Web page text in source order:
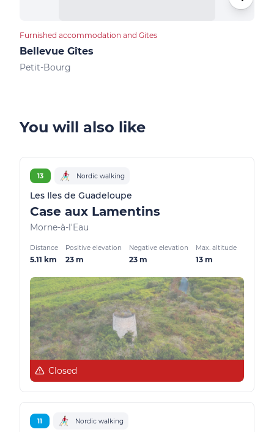
Furnished accommodation and Gites
Bellevue Gîtes
Petit-Bourg
You will also like
13 Nordic walking
Les Iles de Guadeloupe
Case aux Lamentins
Morne-à-l'Eau
Distance
5.11 km
Positive elevation
23 m
Negative elevation
23 m
Max. altitude
13 m
Closed
11 Nordic walking